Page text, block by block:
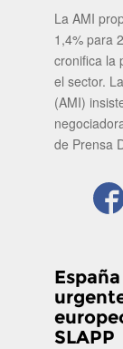
La AMI
1,4% para
cronifica la
el sector.
(AMI)
de Prensa
SLAPP